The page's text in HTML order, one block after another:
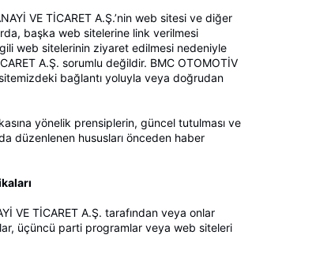
VE TİCARET A.Ş.’nin web sitesi ve diğer
başka web sitelerine link verilmesi
web sitelerinin ziyaret edilmesi nedeniyle
A.Ş. sorumlu değildir. BMC OTOMOTİV
bağlantı yoluyla veya doğrudan
yönelik prensiplerin, güncel tutulması ve
düzenlenen hususları önceden haber
VE TİCARET A.Ş. tarafından veya onlar
üçüncü parti programlar veya web siteleri